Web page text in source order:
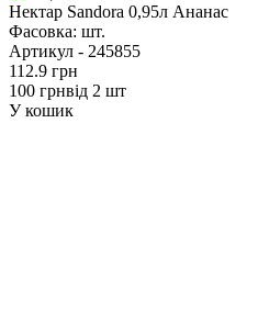
Нектар Sandora 0,95л Ананас
Фасовка: шт.
Артикул - 245855
112.9 грн
100 грнвід 2 шт
У кошик